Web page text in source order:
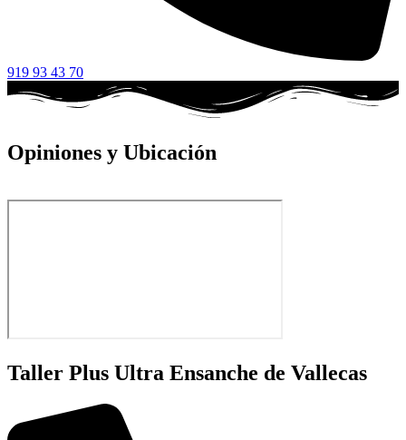
919 93 43 70
Opiniones y Ubicación
Taller Plus Ultra Ensanche de Vallecas